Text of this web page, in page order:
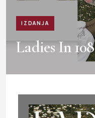
IZDANJA
Ladies In 108